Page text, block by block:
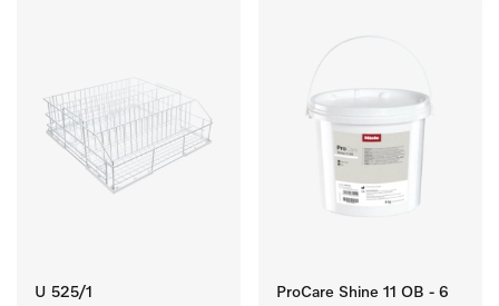
U 525/1
ProCare Shine 11 OB - 6